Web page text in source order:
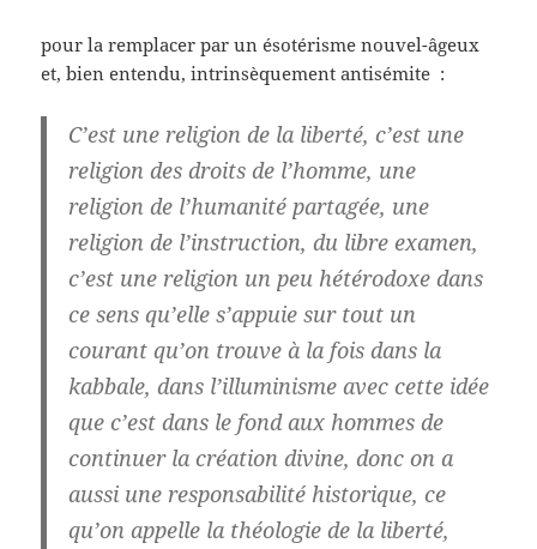
pour la remplacer par un ésotérisme nouvel-âgeux
et, bien entendu, intrinsèquement antisémite :
C’est une religion de la liberté, c’est une
religion des droits de l’homme, une
religion de l’humanité partagée, une
religion de l’instruction, du libre examen,
c’est une religion un peu hétérodoxe dans
ce sens qu’elle s’appuie sur tout un
courant qu’on trouve à la fois dans la
kabbale, dans l’illuminisme avec cette idée
que c’est dans le fond aux hommes de
continuer la création divine, donc on a
aussi une responsabilité historique, ce
qu’on appelle la théologie de la liberté,